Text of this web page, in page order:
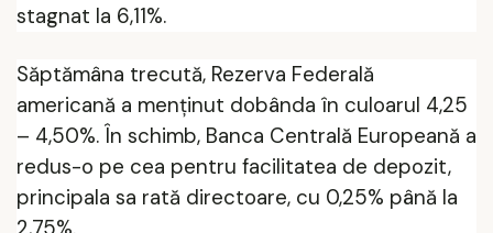
stagnat la 6,11%.
Săptămâna trecută, Rezerva Federală
americană a menținut dobânda în culoarul 4,25
– 4,50%. În schimb, Banca Centrală Europeană a
redus-o pe cea pentru facilitatea de depozit,
principala sa rată directoare, cu 0,25% până la